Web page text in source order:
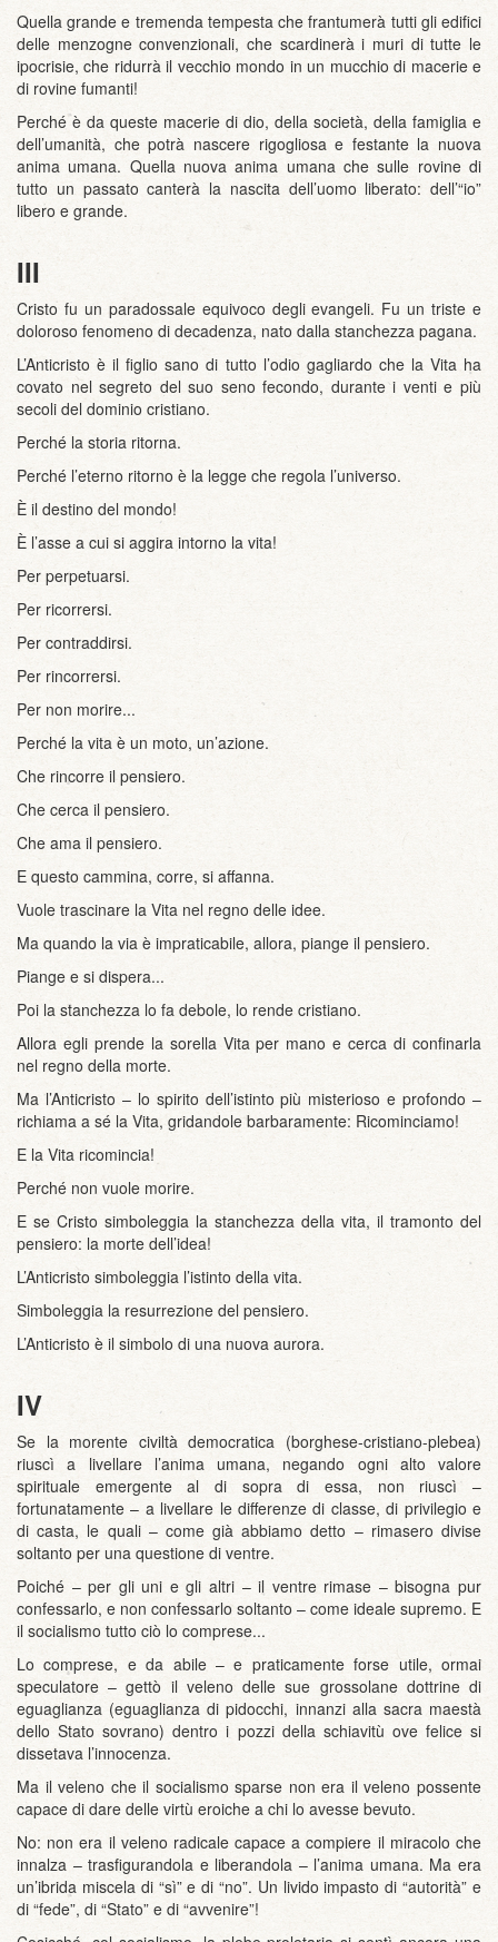
Quella grande e tremenda tempesta che frantumerà tutti gli edifici
delle menzogne convenzionali, che scardinerà i muri di tutte le
ipocrisie, che ridurrà il vecchio mondo in un mucchio di macerie e
di rovine fumanti!
Perché è da queste macerie di dio, della società, della famiglia e
dell’umanità, che potrà nascere rigogliosa e festante la nuova
anima umana. Quella nuova anima umana che sulle rovine di
tutto un passato canterà la nascita dell’uomo liberato: dell’“io”
libero e grande.
III
Cristo fu un paradossale equivoco degli evangeli. Fu un triste e
doloroso fenomeno di decadenza, nato dalla stanchezza pagana.
L’Anticristo è il figlio sano di tutto l’odio gagliardo che la Vita ha
covato nel segreto del suo seno fecondo, durante i venti e più
secoli del dominio cristiano.
Perché la storia ritorna.
Perché l’eterno ritorno è la legge che regola l’universo.
È il destino del mondo!
È l’asse a cui si aggira intorno la vita!
Per perpetuarsi.
Per ricorrersi.
Per contraddirsi.
Per rincorrersi.
Per non morire...
Perché la vita è un moto, un’azione.
Che rincorre il pensiero.
Che cerca il pensiero.
Che ama il pensiero.
E questo cammina, corre, si affanna.
Vuole trascinare la Vita nel regno delle idee.
Ma quando la via è impraticabile, allora, piange il pensiero.
Piange e si dispera...
Poi la stanchezza lo fa debole, lo rende cristiano.
Allora egli prende la sorella Vita per mano e cerca di confinarla
nel regno della morte.
Ma l’Anticristo – lo spirito dell’istinto più misterioso e profondo –
richiama a sé la Vita, gridandole barbaramente: Ricominciamo!
E la Vita ricomincia!
Perché non vuole morire.
E se Cristo simboleggia la stanchezza della vita, il tramonto del
pensiero: la morte dell’idea!
L’Anticristo simboleggia l’istinto della vita.
Simboleggia la resurrezione del pensiero.
L’Anticristo è il simbolo di una nuova aurora.
IV
Se la morente civiltà democratica (borghese-cristiano-plebea)
riuscì a livellare l’anima umana, negando ogni alto valore
spirituale emergente al di sopra di essa, non riuscì –
fortunatamente – a livellare le differenze di classe, di privilegio e
di casta, le quali – come già abbiamo detto – rimasero divise
soltanto per una questione di ventre.
Poiché – per gli uni e gli altri – il ventre rimase – bisogna pur
confessarlo, e non confessarlo soltanto – come ideale supremo. E
il socialismo tutto ciò lo comprese...
Lo comprese, e da abile – e praticamente forse utile, ormai
speculatore – gettò il veleno delle sue grossolane dottrine di
eguaglianza (eguaglianza di pidocchi, innanzi alla sacra maestà
dello Stato sovrano) dentro i pozzi della schiavitù ove felice si
dissetava l’innocenza.
Ma il veleno che il socialismo sparse non era il veleno possente
capace di dare delle virtù eroiche a chi lo avesse bevuto.
No: non era il veleno radicale capace a compiere il miracolo che
innalza – trasfigurandola e liberandola – l’anima umana. Ma era
un’ibrida miscela di “sì” e di “no”. Un livido impasto di “autorità” e
di “fede”, di “Stato” e di “avvenire”!